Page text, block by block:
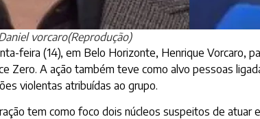
vorcaro(Reprodução)
feira (14), em Belo Horizonte, Henrique
Zero. A ação também teve como alvo pessoas
violentas atribuídas ao grupo.
tem como foco dois núcleos suspeitos de